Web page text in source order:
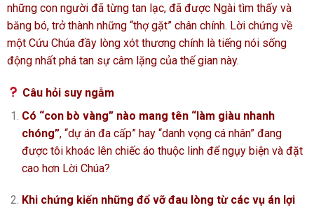
những con người đã từng tan lạc, đã được Ngài tìm thấy và
băng bó, trở thành những “thợ gặt” chân chính. Lời chứng về
một Cứu Chúa đầy lòng xót thương chính là tiếng nói sống
động nhất phá tan sự câm lặng của thế gian này.
Câu hỏi suy ngẫm
Có “con bò vàng” nào mang tên “làm giàu nhanh
chóng”, “dự án đa cấp” hay “danh vọng cá nhân” đang
được tôi khoác lên chiếc áo thuộc linh để ngụy biện và đặt
cao hơn Lời Chúa?
Khi chứng kiến những đổ vỡ đau lòng từ các vụ án lợi